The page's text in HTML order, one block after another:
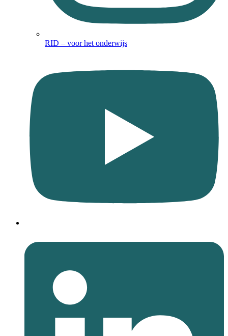
RID – voor het onderwijs